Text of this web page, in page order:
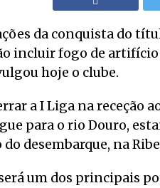
da conquista do
incluir fogo de
hoje o clube.
a I Liga na receção
para o rio Douro,
desembarque, na
um dos principais